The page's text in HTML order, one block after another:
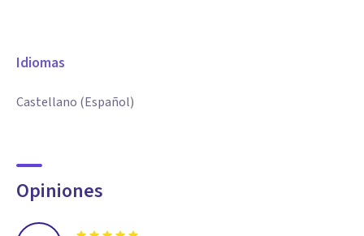
Idiomas
Castellano (Español)
Opiniones